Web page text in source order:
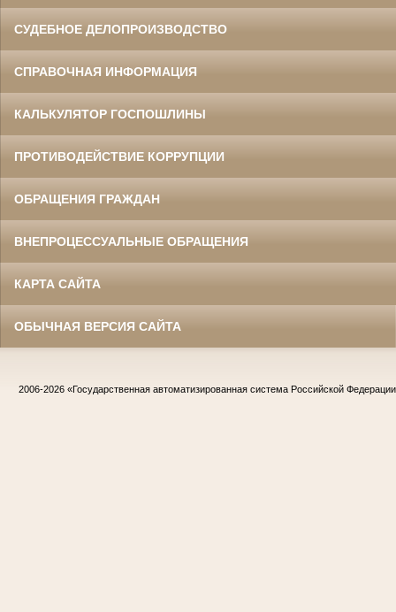
СУДЕБНОЕ ДЕЛОПРОИЗВОДСТВО
СПРАВОЧНАЯ ИНФОРМАЦИЯ
КАЛЬКУЛЯТОР ГОСПОШЛИНЫ
ПРОТИВОДЕЙСТВИЕ КОРРУПЦИИ
ОБРАЩЕНИЯ ГРАЖДАН
ВНЕПРОЦЕССУАЛЬНЫЕ ОБРАЩЕНИЯ
КАРТА САЙТА
ОБЫЧНАЯ ВЕРСИЯ САЙТА
2006-2026 «Государственная автоматизированная система Российской